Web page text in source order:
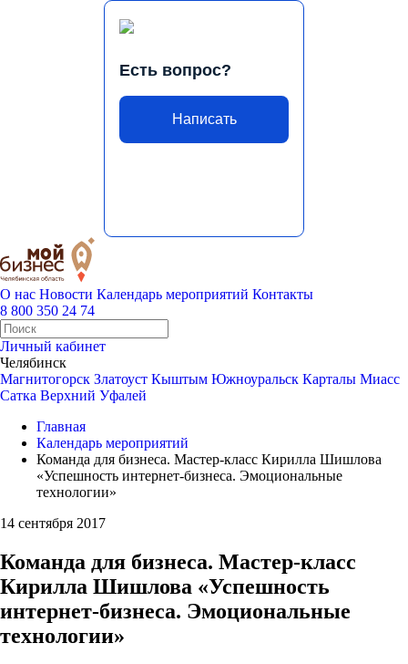
Есть вопрос?
Написать
О нас Новости Календарь мероприятий Контакты
8 800 350 24 74
Личный кабинет
Челябинск
Магнитогорск Златоуст Кыштым Южноуральск Карталы Миасс
Сатка Верхний Уфалей
Главная
Календарь мероприятий
Команда для бизнеса. Мастер-класс Кирилла Шишлова
«Успешность интернет-бизнеса. Эмоциональные
технологии»
14 сентября 2017
Команда для бизнеса. Мастер-класс
Кирилла Шишлова «Успешность
интернет-бизнеса. Эмоциональные
технологии»